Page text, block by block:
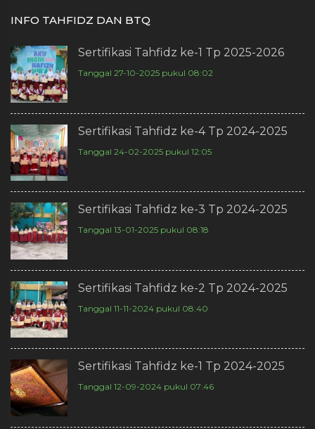
INFO TAHFIDZ DAN BTQ
Sertifikasi Tahfidz ke-1 Tp 2025-2026
Tanggal 27-10-2025 pukul 08:02
Sertifikasi Tahfidz ke-4 Tp 2024-2025
Tanggal 24-02-2025 pukul 12:05
Sertifikasi Tahfidz ke-3 Tp 2024-2025
Tanggal 13-01-2025 pukul 08:18
Sertifikasi Tahfidz ke-2 Tp 2024-2025
Tanggal 11-11-2024 pukul 08:40
Sertifikasi Tahfidz ke-1 Tp 2024-2025
Tanggal 12-09-2024 pukul 07:46